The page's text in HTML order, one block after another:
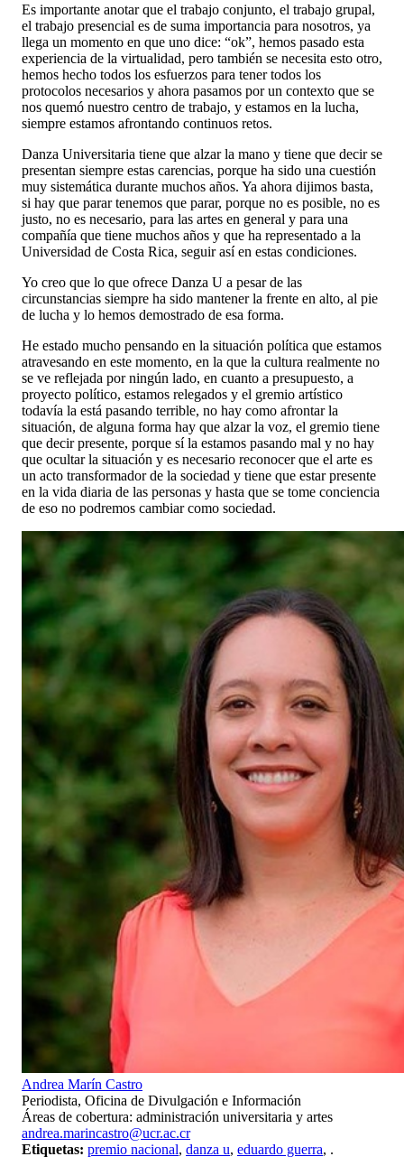
Es importante anotar que el trabajo conjunto, el trabajo grupal,
el trabajo presencial es de suma importancia para nosotros, ya
llega un momento en que uno dice: “ok”, hemos pasado esta
experiencia de la virtualidad, pero también se necesita esto otro,
hemos hecho todos los esfuerzos para tener todos los
protocolos necesarios y ahora pasamos por un contexto que se
nos quemó nuestro centro de trabajo, y estamos en la lucha,
siempre estamos afrontando continuos retos.
Danza Universitaria tiene que alzar la mano y tiene que decir se
presentan siempre estas carencias, porque ha sido una cuestión
muy sistemática durante muchos años. Ya ahora dijimos basta,
si hay que parar tenemos que parar, porque no es posible, no es
justo, no es necesario, para las artes en general y para una
compañía que tiene muchos años y que ha representado a la
Universidad de Costa Rica, seguir así en estas condiciones.
Yo creo que lo que ofrece Danza U a pesar de las
circunstancias siempre ha sido mantener la frente en alto, al pie
de lucha y lo hemos demostrado de esa forma.
He estado mucho pensando en la situación política que estamos
atravesando en este momento, en la que la cultura realmente no
se ve reflejada por ningún lado, en cuanto a presupuesto, a
proyecto político, estamos relegados y el gremio artístico
todavía la está pasando terrible, no hay como afrontar la
situación, de alguna forma hay que alzar la voz, el gremio tiene
que decir presente, porque sí la estamos pasando mal y no hay
que ocultar la situación y es necesario reconocer que el arte es
un acto transformador de la sociedad y tiene que estar presente
en la vida diaria de las personas y hasta que se tome conciencia
de eso no podremos cambiar como sociedad.
Andrea Marín Castro
Periodista, Oficina de Divulgación e Información
Áreas de cobertura: administración universitaria y artes
andrea.marincastro@ucr.ac.cr
Etiquetas: premio nacional, danza u, eduardo guerra, .